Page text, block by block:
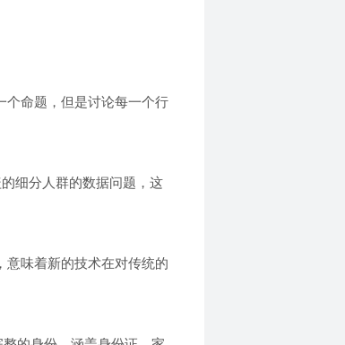
个命题，但是讨论每一个行
细分人群的数据问题，这
意味着新的技术在对传统的